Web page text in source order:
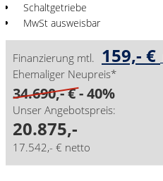
Schaltgetriebe
MwSt ausweisbar
Finanzierung mtl. 159,- €
Ehemaliger Neupreis*
34.690,- €- 40%
Unser Angebotspreis:
20.875,-
17.542,- € netto